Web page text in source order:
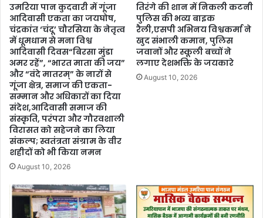
उमरिया पान कुदवारी में गूंजा
आदिवासी एकता का जयघोष,
चंद्रकांत ‘चंदू’ चौरसिया के नेतृत्व
में धूमधाम से मना विश्व
आदिवासी दिवस“बिरसा मुंडा
अमर रहें”, “भारत माता की जय”
और “वंदे मातरम्” के नारों से
गूंजा क्षेत्र, समाज की एकता-
सम्मान और अधिकारों का दिया
संदेश,आदिवासी समाज की
संस्कृति, परंपरा और गौरवशाली
विरासत को सहेजने का लिया
संकल्प; स्वतंत्रता संग्राम के वीर
शहीदों को भी किया नमन
August 10, 2026
तिरंगे की शान में निकली कटनी
पुलिस की भव्य बाइक
रैली,एसपी अभिनय विश्वकर्मा ने
खुद संभाली कमान, पुलिस
जवानों और स्कूली बच्चों ने
लगाए देशभक्ति के जयकारे
August 10, 2026